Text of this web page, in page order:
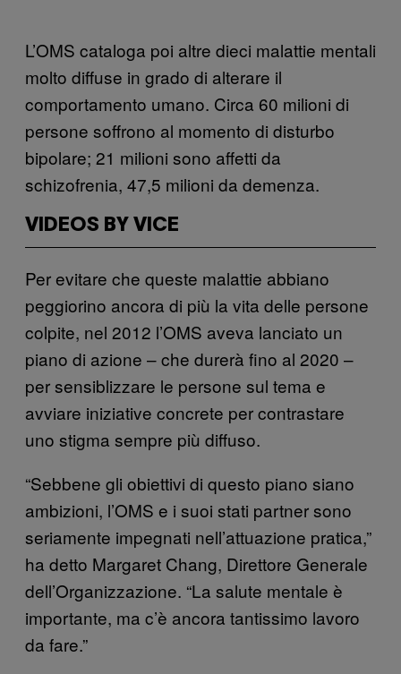
L’OMS cataloga poi altre dieci malattie mentali
molto diffuse in grado di alterare il
comportamento umano. Circa 60 milioni di
persone soffrono al momento di disturbo
bipolare; 21 milioni sono affetti da
schizofrenia, 47,5 milioni da demenza.
VIDEOS BY VICE
Per evitare che queste malattie abbiano
peggiorino ancora di più la vita delle persone
colpite, nel 2012 l’OMS aveva lanciato un
piano di azione – che durerà fino al 2020 –
per sensiblizzare le persone sul tema e
avviare iniziative concrete per contrastare
uno stigma sempre più diffuso.
“Sebbene gli obiettivi di questo piano siano
ambizioni, l’OMS e i suoi stati partner sono
seriamente impegnati nell’attuazione pratica,”
ha detto Margaret Chang, Direttore Generale
dell’Organizzazione. “La salute mentale è
importante, ma c’è ancora tantissimo lavoro
da fare.”